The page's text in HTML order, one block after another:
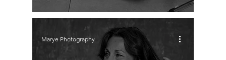
Marye Photography